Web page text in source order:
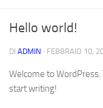
Hello world!
DI ADMIN · FEBBRAIO 10,
Welcome to
start writing!